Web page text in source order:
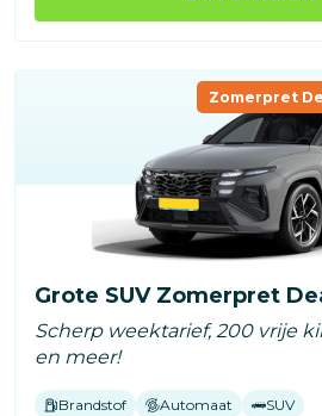
Zomerpret
Grote SUV Zomerpret
Scherp weektarief, 200 vrije
en meer!
Brandstof Automaat SUV